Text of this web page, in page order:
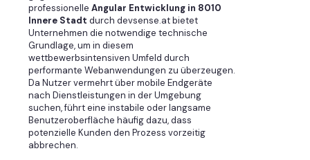
professionelle Angular Entwicklung in 8010
Innere Stadt durch devsense.at bietet
Unternehmen die notwendige technische
Grundlage, um in diesem
wettbewerbsintensiven Umfeld durch
performante Webanwendungen zu überzeugen.
Da Nutzer vermehrt über mobile Endgeräte
nach Dienstleistungen in der Umgebung
suchen, führt eine instabile oder langsame
Benutzeroberfläche häufig dazu, dass
potenzielle Kunden den Prozess vorzeitig
abbrechen.